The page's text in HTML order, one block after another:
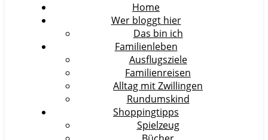
Home
Wer bloggt hier
Das bin ich
Familienleben
Ausflugsziele
Familienreisen
Alltag mit Zwillingen
Rundumskind
Shoppingtipps
Spielzeug